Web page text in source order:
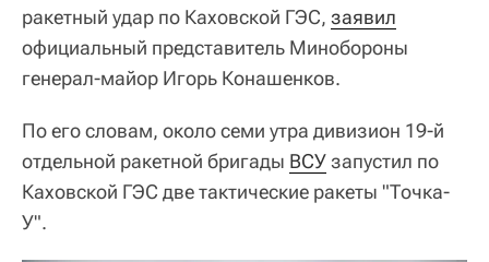
ракетный удар по Каховской ГЭС, заявил
официальный представитель Минобороны
генерал-майор Игорь Конашенков.
По его словам, около семи утра дивизион 19-й
отдельной ракетной бригады ВСУзапустил по
Каховской ГЭС две тактические ракеты "Точка-
У".